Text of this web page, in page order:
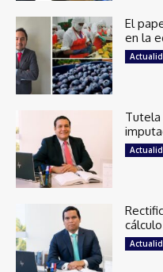
El
en la
Tutela
cálculo